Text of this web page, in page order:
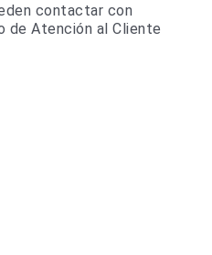
contactar con
Atención al Cliente